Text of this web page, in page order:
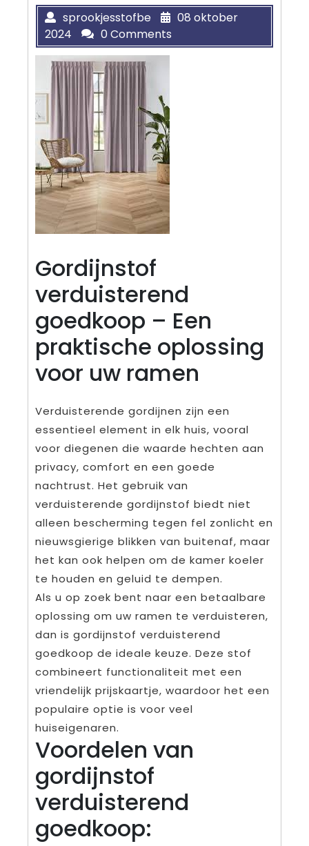
sprookjesstofbe
08 oktober
2024
0 Comments
Gordijnstof
verduisterend
goedkoop – Een
praktische oplossing
voor uw ramen
Verduisterende gordijnen zijn een
essentieel element in elk huis, vooral
voor diegenen die waarde hechten aan
privacy, comfort en een goede
nachtrust. Het gebruik van
verduisterende gordijnstof biedt niet
alleen bescherming tegen fel zonlicht en
nieuwsgierige blikken van buitenaf, maar
het kan ook helpen om de kamer koeler
te houden en geluid te dempen.
Als u op zoek bent naar een betaalbare
oplossing om uw ramen te verduisteren,
dan is gordijnstof verduisterend
goedkoop de ideale keuze. Deze stof
combineert functionaliteit met een
vriendelijk prijskaartje, waardoor het een
populaire optie is voor veel
huiseigenaren.
Voordelen van
gordijnstof
verduisterend
goedkoop: